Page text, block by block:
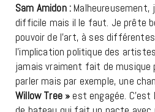
Sam Amidon : Malheureusement,
difficile mais il le faut. Je prête
pouvoir de l’art, à ses
l’implication politique des
jamais vraiment fait de musique
parler mais par exemple, une
Willow Tree » est engagée. C’est